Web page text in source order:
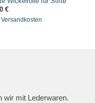
€
Versandkosten
wir mit Lederwaren.